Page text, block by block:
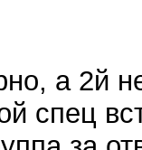
а 2й
спец